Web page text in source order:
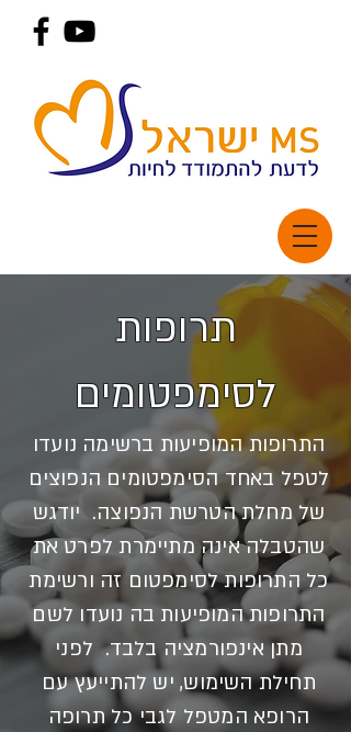
תרופות
לסימפטומים
התרופות המופיעות ברשימה נועדו
לטפל באחד הסימפטומים הנפוצים
של מחלת הטרשת הנפוצה. יודגש
שהטבלה אינה מתיימרת לפרט את
כל התרופות לסימפטום זה ורשימת
התרופות המופיעות בה נועדו לשם
מתן אינפורמציה בלבד. לפני
תחילת השימוש, יש להתייעץ עם
הרופא המטפל לגבי כל תרופה